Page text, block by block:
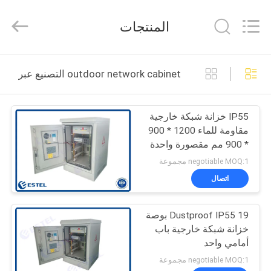
منزل،
بيت
منتجات
معلومات
جولة
في
المعمل
AND
TECHNOLOGY
All
Reserved.
المنتجات
outdoor network cabinet التصنيع عبر الإنترنت
IP55 خزانة شبكة خارجية
مقاومة للماء 1200 * 900
* 900 مم مقصورة واحدة
negotiable MOQ:1 مجموعة
اتصال
Dustproof IP55 19 بوصة
خزانة شبكة خارجية باب
أمامي واحد
negotiable MOQ:1 مجموعة